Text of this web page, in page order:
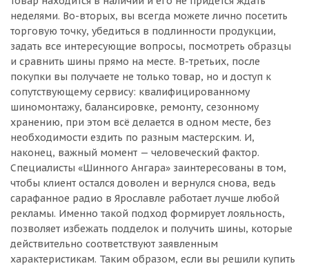
неделями. Во-вторых, вы всегда можете лично посетить
торговую точку, убедиться в подлинности продукции,
задать все интересующие вопросы, посмотреть образцы
и сравнить шины прямо на месте. В-третьих, после
покупки вы получаете не только товар, но и доступ к
сопутствующему сервису: квалифицированному
шиномонтажу, балансировке, ремонту, сезонному
хранению, при этом всё делается в одном месте, без
необходимости ездить по разным мастерским. И,
наконец, важный момент — человеческий фактор.
Специалисты «Шинного Ангара» заинтересованы в том,
чтобы клиент остался доволен и вернулся снова, ведь
сарафанное радио в Ярославле работает лучше любой
рекламы. Именно такой подход формирует лояльность,
позволяет избежать подделок и получить шины, которые
действительно соответствуют заявленным
характеристикам. Таким образом, если вы решили купить